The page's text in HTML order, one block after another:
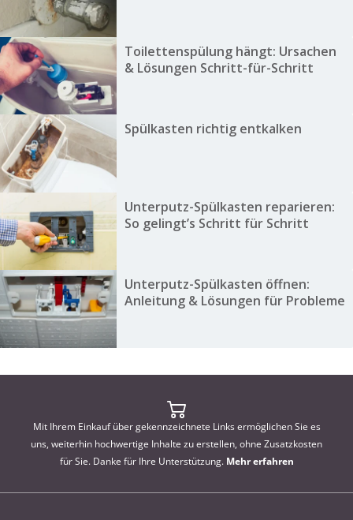
Toilettenspülung hängt: Ursachen
& Lösungen Schritt-für-Schritt
Spülkasten richtig entkalken
Unterputz-Spülkasten reparieren:
So gelingt’s Schritt für Schritt
Unterputz-Spülkasten öffnen:
Anleitung & Lösungen für Probleme
Mit Ihrem Einkauf über gekennzeichnete Links ermöglichen Sie es
uns, weiterhin hochwertige Inhalte zu erstellen, ohne Zusatzkosten
für Sie. Danke für Ihre Unterstützung. Mehr erfahren